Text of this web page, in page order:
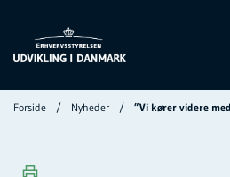
Forside Nyheder ”Vi kører videre